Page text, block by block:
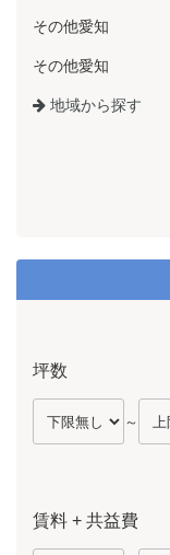
その他愛知
その他愛知
地域から探す
坪数
～
賃料 + 共益費